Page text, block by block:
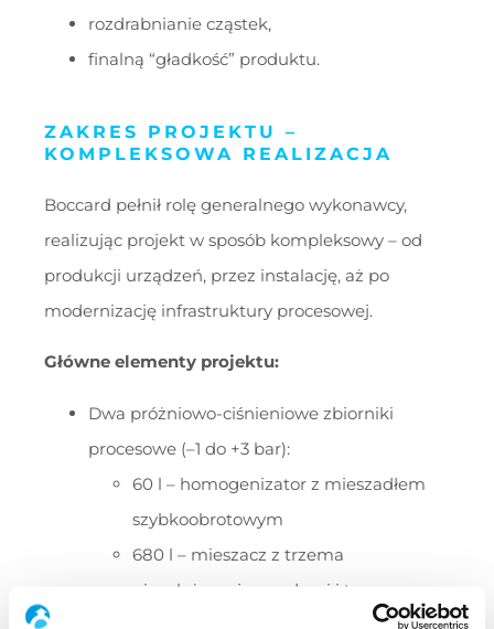
rozdrabnianie cząstek,
finalną “gładkość” produktu.
ZAKRES PROJEKTU –
KOMPLEKSOWA REALIZACJA
Boccard pełnił rolę generalnego wykonawcy,
realizując projekt w sposób kompleksowy – od
produkcji urządzeń, przez instalację, aż po
modernizację infrastruktury procesowej.
Główne elementy projektu:
Dwa próżniowo-ciśnieniowe zbiorniki
procesowe (–1 do +3 bar):
60 l – homogenizator z mieszadłem
szybkoobrotowym
680 l – mieszacz z trzema
niezależnymi napędami i trzema